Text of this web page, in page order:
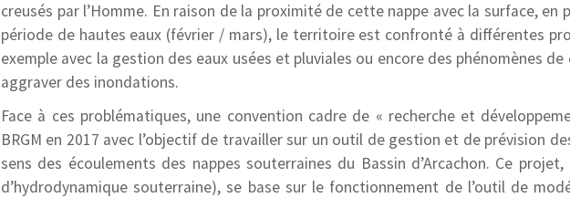
creusés par l’Homme. En raison de la proximité de cette nappe avec la surface, en
période de hautes eaux (février / mars), le territoire est confronté à différentes
exemple avec la gestion des eaux usées et pluviales ou encore des phénomènes
aggraver des inondations.
Face à ces problématiques, une convention cadre de « recherche et
BRGM en 2017 avec l’objectif de travailler sur un outil de gestion et de prévision
sens des écoulements des nappes souterraines du Bassin d’Arcachon. Ce projet,
d’hydrodynamique souterraine), se base sur le fonctionnement de l’outil de